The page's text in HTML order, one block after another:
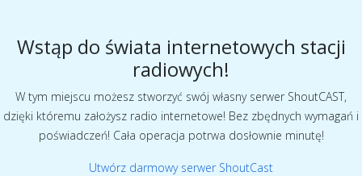
Wstąp do świata internetowych stacji
radiowych!
W tym miejscu możesz stworzyć swój własny serwer ShoutCAST,
dzięki któremu założysz radio internetowe! Bez zbędnych wymagań i
poświadczeń! Cała operacja potrwa dosłownie minutę!
Utwórz darmowy serwer ShoutCast